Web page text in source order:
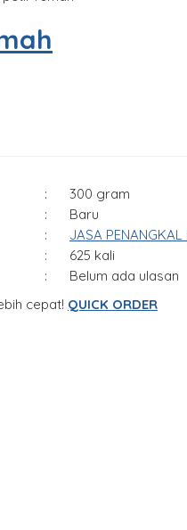
:
300 gram
:
Baru
: JASA PENANGKAL
:
625 kali
:
Belum ada ulasan
cepat! QUICK ORDER